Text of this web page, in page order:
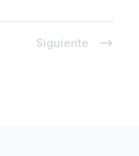
Siguiente